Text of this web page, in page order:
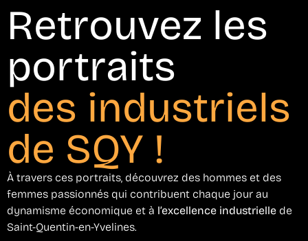
Retrouvez les
portraits
des industriels
de SQY !
À travers ces portraits, découvrez des hommes et des
femmes passionnés qui contribuent chaque jour au
dynamisme économique et à l’excellence industrielle de
Saint-Quentin-en-Yvelines.